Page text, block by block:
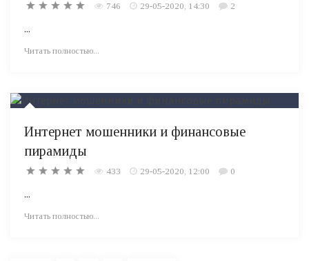
746 29-05-2020, 14:30 2
...
Читать полностью...
Интернет мошенники и финансовые
пирамиды
433 29-05-2020, 12:00 0
...
Читать полностью...